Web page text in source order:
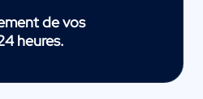
de vos
heures.